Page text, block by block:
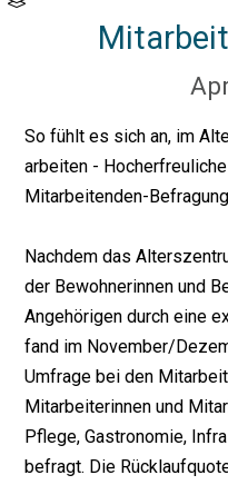
So fühlt es sich an, im
arbeiten -
Mitarbeitenden-Befragung
Nachdem das
der Bewohnerinnen und
Angehörigen durch eine
fand im November/
Umfrage bei den
Mitarbeiterinnen und
Pflege, Gastronomie,
befragt. Die